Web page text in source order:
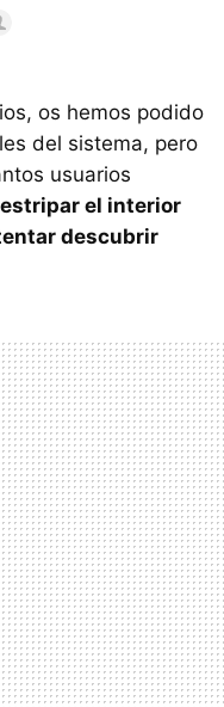
os hemos podido
del sistema, pero
usuarios
el interior
descubrir